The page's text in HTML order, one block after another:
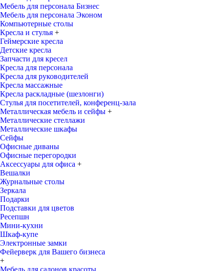
Мебель для персонала Бизнес
Мебель для персонала Эконом
Компьютерные столы
Кресла и стулья +
Геймерские кресла
Детские кресла
Запчасти для кресел
Кресла для персонала
Кресла для руководителей
Кресла массажные
Кресла раскладные (шезлонги)
Стулья для посетителей, конференц-зала
Металлическая мебель и сейфы +
Металлические стеллажи
Металлические шкафы
Сейфы
Офисные диваны
Офисные перегородки
Аксессуары для офиса +
Вешалки
Журнальные столы
Зеркала
Подарки
Подставки для цветов
Ресепшн
Мини-кухни
Шкаф-купе
Электронные замки
Фейерверк для Вашего бизнеса
+
Мебель для салонов красоты